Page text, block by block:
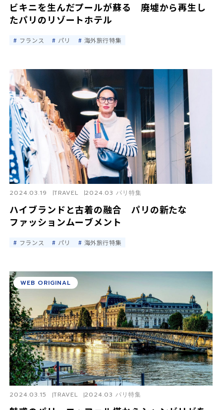
ビキニを生んだプールが蘇る 廃墟から再生し
たパリのリゾートホテル
フランス パリ 海外旅行特集
ハイブランドと古着の融合 パリの新たな
ファッションムーブメント
2024.03.19 TRAVEL 2024.03 パリ特集
フランス パリ 海外旅行特集
2024.03.15 TRAVEL 2024.03 パリ特集
WEB ORIGINAL